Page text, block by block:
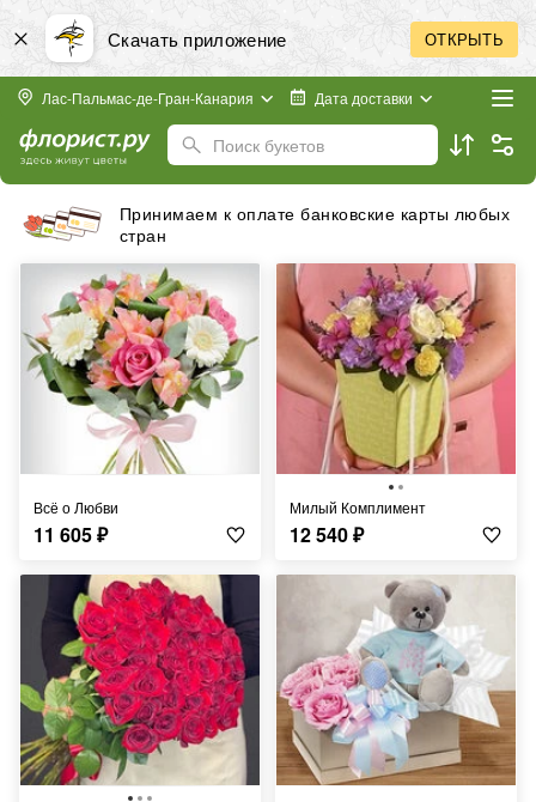
Скачать приложение ОТКРЫТЬ
Лас-Пальмас-де-Гран-Канария Дата доставки
Поиск букетов
Принимаем к оплате банковские карты любых
стран
Всё о Любви
11 605₽
Милый Комплимент
12 540₽